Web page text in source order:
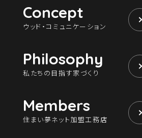
Concept
ウッド・コミュニケーション
Philosophy
私たちの目指す家づくり
Members
住まい夢ネット加盟工務店